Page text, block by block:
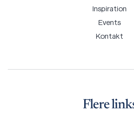
Inspiration
Events
Kontakt
Flere